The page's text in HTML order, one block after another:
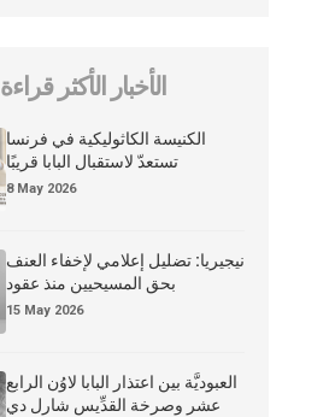
الأخبار الأكثر قراءة
الكنيسة الكاثوليكية في فرنسا
تستعدّ لاستقبال البابا قريبًا
8 May 2026
نيجيريا: تضليل إعلامي لإخفاء العنف
بحق المسيحيين منذ عقود
15 May 2026
العبوديَّة بين اعتذار البابا لاوُن الرابع
عشر وصرخة القدِّيس شارل دي